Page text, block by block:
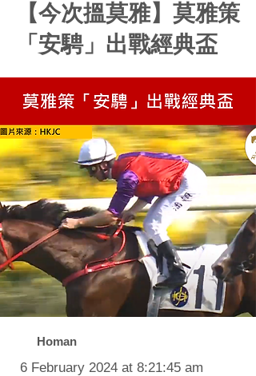
【今次搵莫雅】莫雅策
「安騁」出戰經典盃
Homan
6 February 2024 at 8:21:45 am